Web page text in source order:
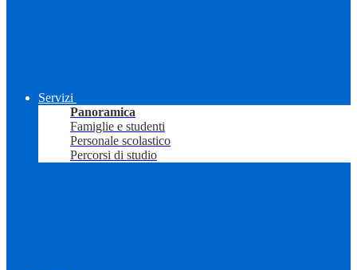
Servizi
Panoramica
Famiglie e studenti
Personale scolastico
Percorsi di studio